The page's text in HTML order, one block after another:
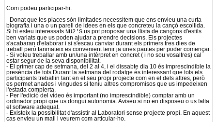
Com podeu participar-hi:
- Donat que les places són limitades necessitem que ens envieu una curta
biografia i una o un parell de idees en els que concreteu la cançó escollida.
Si hi esteu interessats NU2'S us pot proposar una llista de cançons d'estils
ben variats que us poden ajudar a prendre decisions. Els projectes
s'acabaran d'elaborar i si s'escau canviar durant els primers tres dies de
treball però tanmateix es convenient tenir ja unes pautes per poder començar.
- Si voleu treballar amb un/una intèrpret en concret ( i no sou vosaltres) cal
estar segur de la seva disponibilitat.
- El primer cap de setmana, del 2 al 4, i el dissabte dia 10 és imprescindible la
presència de tots.Durant la setmana del rodatge és interessant que tots els
participants treballin tant en el seu propi projecte com en el dels altres, però
es permet anades i vingudes si teniu altres compromisos que us impedeixen
l'estada complerta.
- Per l'edició del vídeo és important (no imprescindible) comptar amb un
ordinador propi que us dongui autonomia. Aviseu si no en disposeu o us falta
el software adequat.
- Existeix la possibilitat d'assistir al Laboratori sense projecte propi. En aquest
cas envieu un mail i veurem com articular-ho.